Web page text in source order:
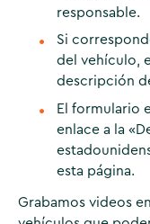
responsable.
Si
del vehículo,
descripción
El formulario
enlace a la
esta página.
Grabamos videos